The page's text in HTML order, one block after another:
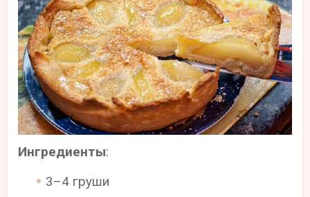
Ингредиенты:
3–4 груши